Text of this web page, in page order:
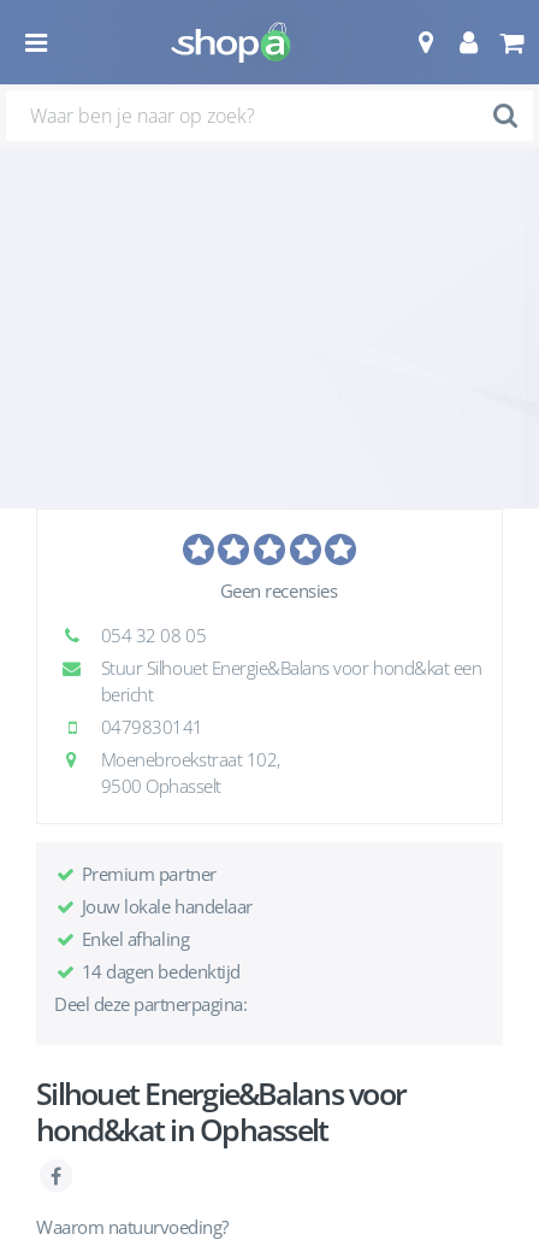
Geen recensies
054 32 08 05
Stuur Silhouet Energie&Balans voor hond&kat een
bericht
0479830141
Moenebroekstraat 102,
9500 Ophasselt
Premium partner
Jouw lokale handelaar
Enkel afhaling
14 dagen bedenktijd
Deel deze partnerpagina:
Silhouet Energie&Balans voor
hond&kat in Ophasselt
Waarom natuurvoeding?